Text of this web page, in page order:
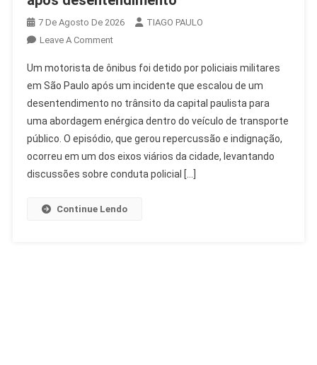
7 De Agosto De 2026
TIAGO PAULO
Leave A CommentOn
Detêm
Motorista
De
Ônibus
Em
SP
Após
Um motorista de ônibus foi detido por policiais militares
em São Paulo após um incidente que escalou de um
desentendimento no trânsito da capital paulista para
uma abordagem enérgica dentro do veículo de transporte
público. O episódio, que gerou repercussão e indignação,
ocorreu em um dos eixos viários da cidade, levantando
discussões sobre conduta policial […]
Continue Lendo